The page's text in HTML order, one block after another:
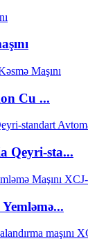
Cu ...
Qeyri-sta...